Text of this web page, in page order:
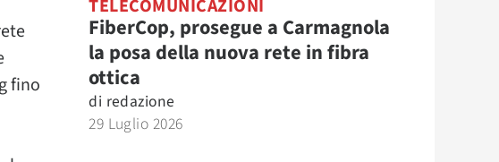
fino
TELECOMUNICAZIONI
FiberCop, prosegue a Carmagnola
la posa della nuova rete in fibra
ottica
di redazione
29 Luglio 2026